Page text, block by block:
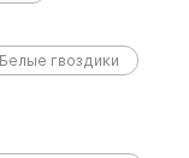
Белые гвоздики